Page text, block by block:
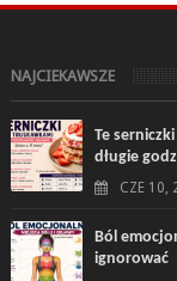
NAJCIEKAWSZE
Te
długie
CZE 10,
Ból
ignorować